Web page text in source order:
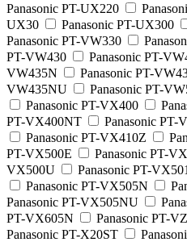
Panasonic PT-UX220
UX30
Panasonic PT-UX300
Panasonic PT-VW330
PT-VW430
Panasonic PT-
VW435N
Panasonic PT-
VW435NU
Panasonic PT-
Panasonic PT-VX400
PT-VX400NT
Panasonic PT-
Panasonic PT-VX410Z
PT-VX500E
Panasonic PT-
VX500U
Panasonic PT-VX501
Panasonic PT-VX505N
Panasonic PT-VX505NU
PT-VX605N
Panasonic PT-
Panasonic PT-X20ST